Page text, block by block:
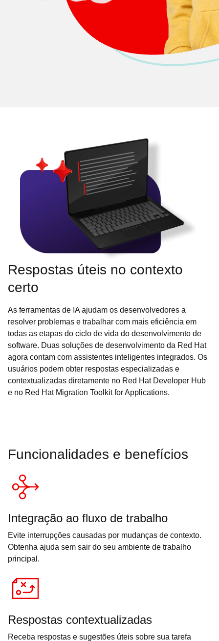
Respostas úteis no contexto
certo
As ferramentas de IA ajudam os desenvolvedores a
resolver problemas e trabalhar com mais eficiência em
todas as etapas do ciclo de vida do desenvolvimento de
software. Duas soluções de desenvolvimento da Red Hat
agora contam com assistentes inteligentes integrados. Os
usuários podem obter respostas especializadas e
contextualizadas diretamente no Red Hat Developer Hub
e no Red Hat Migration Toolkit for Applications.
Funcionalidades e benefícios
Integração ao fluxo de trabalho
Evite interrupções causadas por mudanças de contexto.
Obtenha ajuda sem sair do seu ambiente de trabalho
principal.
Respostas contextualizadas
Receba respostas e sugestões úteis sobre sua tarefa